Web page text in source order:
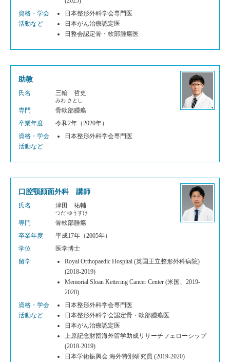
資格・学会
活動など
日本整形外科学会専門医
日本がん治療認定医
日整会認定骨・軟部腫瘍医
助教
氏名 三輪 哲史
みわ さとし
専門
骨軟部腫瘍
卒業年度
令和2年（2020年）
資格・学会
活動など
日本整形外科学会専門医
口腔顎顔面外科 講師
氏名 津田 祐輔
つだ ゆうすけ
専門
骨軟部腫瘍
卒業年度
平成17年（2005年）
学位
医学博士
留学
Royal Orthopaedic Hospital (英国王立整形外科病院)
(2018-2019)
Memorial Sloan Kettering Cancer Center (米国、2019-
2020)
資格・学会
活動など
日本整形外科学会専門医
日本整形外科学会認定骨・軟部腫瘍医
日本がん治療認定医
上原記念財団海外留学助成リサーチフェローシップ
(2018-2019)
日本学術振興会 海外特別研究員 (2019-2020)